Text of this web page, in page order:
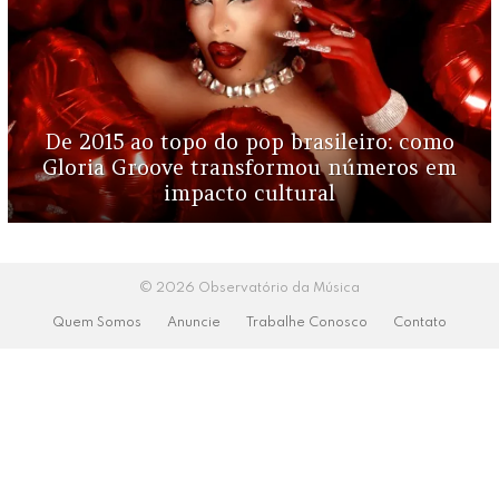
De 2015 ao topo do pop brasileiro: como
Gloria Groove transformou números em
impacto cultural
© 2026 Observatório da Música
Quem Somos Anuncie Trabalhe Conosco Contato